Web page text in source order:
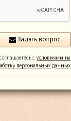
сусловиями на
персональных данных